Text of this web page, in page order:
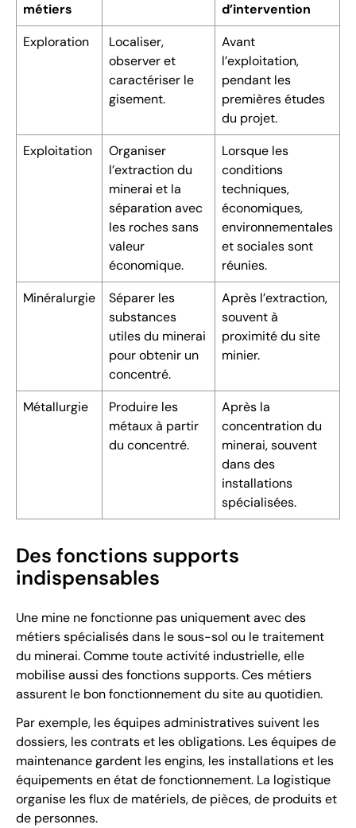
métiers
d’intervention
Exploration
Localiser,
observer et
caractériser le
gisement.
Avant
l’exploitation,
pendant les
premières études
du projet.
Exploitation
Organiser
l’extraction du
minerai et la
séparation avec
les roches sans
valeur
économique.
Lorsque les
conditions
techniques,
économiques,
environnementales
et sociales sont
réunies.
Minéralurgie
Séparer les
substances
utiles du minerai
pour obtenir un
concentré.
Après l’extraction,
souvent à
proximité du site
minier.
Métallurgie
Produire les
métaux à partir
du concentré.
Après la
concentration du
minerai, souvent
dans des
installations
spécialisées.
Des fonctions supports
indispensables
Une mine ne fonctionne pas uniquement avec des
métiers spécialisés dans le sous-sol ou le traitement
du minerai. Comme toute activité industrielle, elle
mobilise aussi des fonctions supports. Ces métiers
assurent le bon fonctionnement du site au quotidien.
Par exemple, les équipes administratives suivent les
dossiers, les contrats et les obligations. Les équipes de
maintenance gardent les engins, les installations et les
équipements en état de fonctionnement. La logistique
organise les flux de matériels, de pièces, de produits et
de personnes.